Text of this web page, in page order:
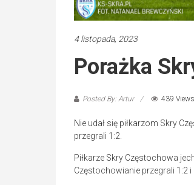
4 listopada, 2023
Porażka
Posted By: Artur 439 Views
Nie udał się piłkarzom Skry
przegrali 1:2.
Piłkarze Skry Częstochowa
Częstochowianie przegrali 1:2